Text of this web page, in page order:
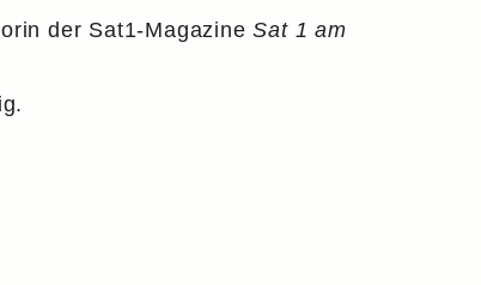
der Sat1-MagazineSat 1 am